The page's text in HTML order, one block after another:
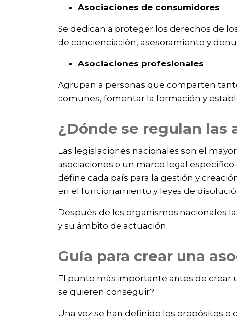
Asociaciones de consumidores
Se dedican a proteger los derechos de
de concienciación, asesoramiento y
Asociaciones profesionales
Agrupan a personas que comparten
comunes, fomentar la formación y
¿Dónde se regulan las
Las legislaciones nacionales son el
asociaciones o un marco legal
define cada país para la gestión y
en el funcionamiento y leyes de
Después de los organismos nacionales
y su ámbito de actuación.
Guía para crear una
El punto más importante antes de crear
se quieren conseguir?
Una vez se han definido los propósitos o